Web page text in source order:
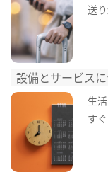
送り
設備とサービス
生
す